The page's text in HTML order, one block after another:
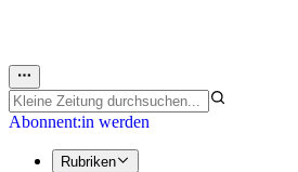
Abonnent:in werden
Rubriken